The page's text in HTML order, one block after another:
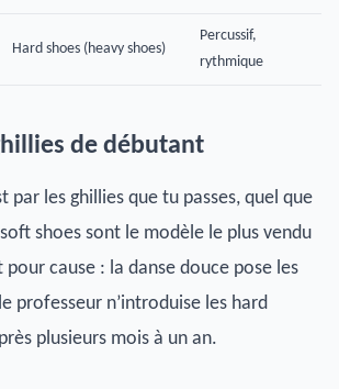
Hard shoes (heavy shoes)
Percussif,
rythmique
de débutant
par les ghillies que tu passes, quel que
shoes sont le modèle le plus vendu
cause : la danse douce pose les
professeur n’introduise les hard
plusieurs mois à un an.